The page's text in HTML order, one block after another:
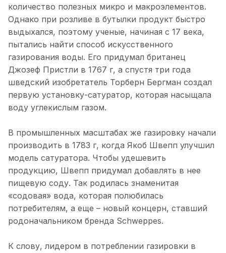
количество полезных микро и макроэлементов.
Однако при розливе в бутылки продукт быстро
выдыхался, поэтому ученые, начиная с 17 века,
пытались найти способ искусственного
газирования воды. Его придумал британец
Джозеф Пристли в 1767 г, а спустя три года
шведский изобретатель Торберн Бергман создал
первую установку-сатуратор, которая насыщала
воду углекислым газом.
В промышленных масштабах же газировку начали
производить в 1783 г, когда Якоб Швепп улучшил
модель сатуратора. Чтобы удешевить
продукцию, Швепп придумал добавлять в нее
пищевую соду. Так родилась знаменитая
«содовая» вода, которая полюбилась
потребителям, а еще – новый концерн, ставший
родоначальником бренда Schweppes.
К слову, лидером в потреблении газировки в